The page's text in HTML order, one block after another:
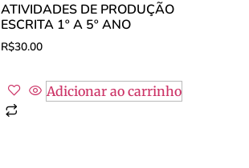
ATIVIDADES DE PRODUÇÃO
ESCRITA 1º A 5º ANO
R$30.00
Adicionar ao carrinho